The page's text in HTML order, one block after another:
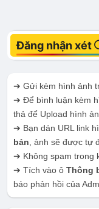
Đăng nhận xét
➔ Gửi kèm hình ảnh
➔ Để bình luận kèm
thả để Upload hình
➔ Bạn dán URL link
bản , ảnh sẽ được tự
➔ Không spam trong
➔ Tích vào ôThông
báo phản hồi của